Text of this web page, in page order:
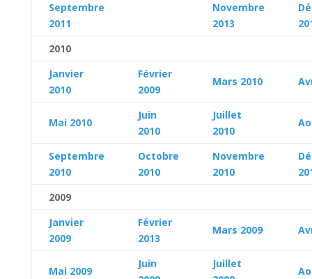
Septembre
2011
Novembre
2013
2010
Janvier
2010
Février
2009
Mars 2010
Mai 2010
Juin
2010
Juillet
2010
Septembre
2010
Octobre
2010
Novembre
2010
2009
Janvier
2009
Février
2013
Mars 2009
Mai 2009
Juin
Juillet